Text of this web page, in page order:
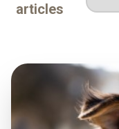
articles